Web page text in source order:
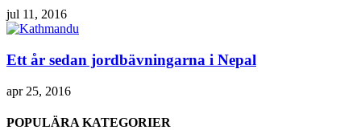
jul 11, 2016
Ett år sedan jordbävningarna i Nepal
apr 25, 2016
POPULÄRA KATEGORIER